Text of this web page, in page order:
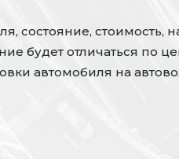
состояние, стоимость,
будет отличаться по
автомобиля на